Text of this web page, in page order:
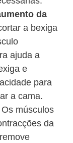
da
a bexiga
ajuda a
e
para
a cama.
Os músculos
da